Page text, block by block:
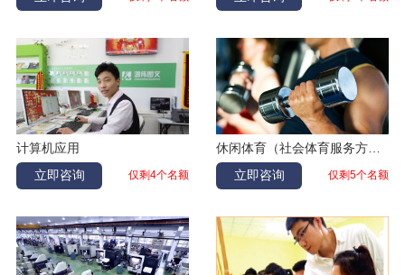
计算机应用
立即咨询
仅剩4个名额
休闲体育（社会体育服务方向）
立即咨询
仅剩5个名额
于晶微 电子商务 黑龙江讷河
刘林宽 加工中心 河南周口
朱宪廷 汽车维修 辽宁葫芦岛
刘星皓 汽修 辽宁朝阳
高茂林 吉林白城 模具设计与制造
王悦 幼儿教育 黑龙江绥化
初佳悦